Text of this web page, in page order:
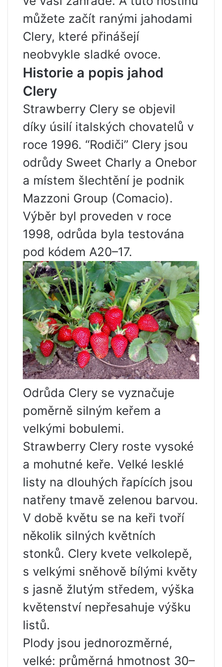
můžete začít ranými jahodami
Clery, které přinášejí
neobvykle sladké ovoce.
Historie a popis jahod
Clery
Strawberry Clery se objevil
díky úsilí italských chovatelů v
roce 1996. “Rodiči” Clery jsou
odrůdy Sweet Charly a Onebor
a místem šlechtění je podnik
Mazzoni Group (Comacio).
Výběr byl proveden v roce
1998, odrůda byla testována
pod kódem A20–17.
Odrůda Clery se vyznačuje
poměrně silným keřem a
velkými bobulemi.
Strawberry Clery roste vysoké
a mohutné keře. Velké lesklé
listy na dlouhých řapících jsou
natřeny tmavě zelenou barvou.
V době květu se na keři tvoří
několik silných květních
stonků. Clery kvete velkolepě,
s velkými sněhově bílými květy
s jasně žlutým středem, výška
květenství nepřesahuje výšku
listů.
Plody jsou jednorozměrné,
velké: průměrná hmotnost 30–